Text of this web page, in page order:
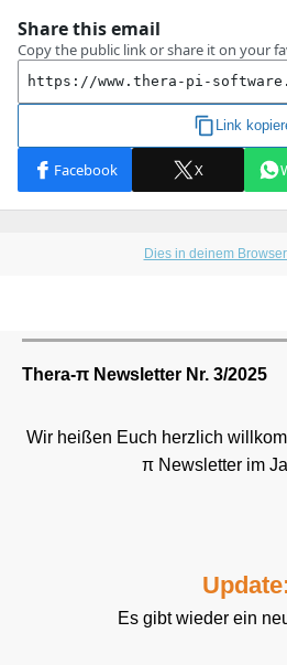
Dies in deinem
Thera-π Newsletter Nr. 3/2025
Wir heißen Euch herzlich
π Newsletter im
Es gibt wieder ein